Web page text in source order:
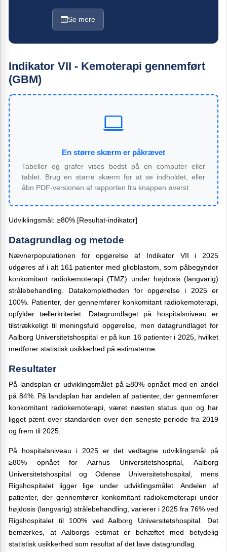
Se mere
Indikator VII - Kemoterapi gennemført
(GBM)
En større skærm er påkrævet
Tabeller og grafer vises bedst på en computer eller
tablet. Brug en større skærm for at se indholdet, eller
åbn PDF-versionen af rapporten fra knappen øverst.
Udviklingsmål: ≥80% [Resultat-indikator]
Datagrundlag og metode
Nævnerpopulationen for opgørelse af Indikator VII i 2025
udgøres af i alt 161 patienter med glioblastom, som påbegynder
konkomitant radiokemoterapi (TMZ) under højdosis (langvarig)
strålebehandling. Datakompletheden for opgørelse i 2025 er
100%. Patienter, der gennemfører konkomitant radiokemoterapi,
opfylder tællerkriteriet. Datagrundlaget på hospitalsniveau er
tilstrækkeligt til meningsfuld opgørelse, men datagrundlaget for
Aalborg Universitetshospital er på kun 16 patienter i 2025, hvilket
medfører statistisk usikkerhed på estimaterne.
Resultater
På landsplan er udviklingsmålet på ≥80% opnået med en andel
på 84%. På landsplan har andelen af patienter, der gennemfører
konkomitant radiokemoterapi, været næsten status quo og har
ligget pænt over standarden over den seneste periode fra 2019
og frem til 2025.
På hospitalsniveau i 2025 er det vedtagne udviklingsmål på
≥80% opnået for Aarhus Universitetshospital, Aalborg
Universitetshospital og Odense Universitetshospital, mens
Rigshospitalet ligger lige under udviklingsmålet. Andelen af
patienter, der gennemfører konkomitant radiokemoterapi under
højdosis (langvarig) strålebehandling, varierer i 2025 fra 76% ved
Rigshospitalet til 100% ved Aalborg Universitetshospital. Det
bemærkes, at Aalborgs estimat er behæftet med betydelig
statistisk usikkerhed som resultat af det lave datagrundlag.